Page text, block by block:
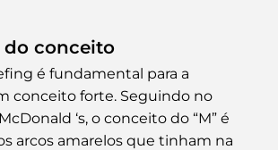
do conceito
é fundamental para a
conceito forte. Seguindo no
‘s, o conceito do “M” é
arcos amarelos que tinham na